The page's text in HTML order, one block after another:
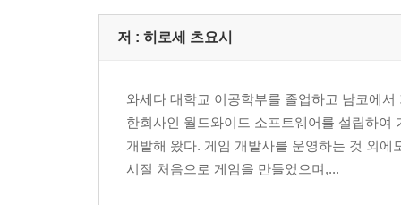
Chapter 3 프로그래밍 기초 33
Lesson 3-1 변수와 계산식 34
Lesson 3-4 반복 47
Lesson 3-5 함수 53
COLUMN 게임 개발비는 얼마나 드나요?(1편) 59
저 : 히로세 츠요시
와세다 대학교 이공학부를 졸업하고 남코에
한회사인 월드와이드 소프트웨어를 설립하
개발해 왔다. 게임 개발사를 운영하는 것 외
시절 처음으로 게임을 만들었으며,...